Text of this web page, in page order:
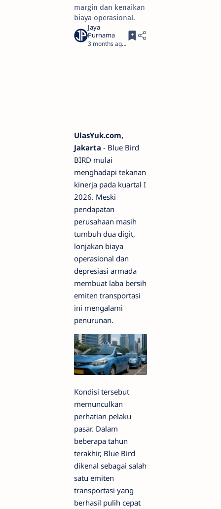
margin dan kenaikan
biaya operasional.
3 months ago
UlasYuk.com,
Jakarta - Blue Bird
BIRD mulai
menghadapi tekanan
kinerja pada kuartal I
2026. Meski
pendapatan
perusahaan masih
tumbuh dua digit,
lonjakan biaya
operasional dan
depresiasi armada
membuat laba bersih
emiten transportasi
ini mengalami
penurunan.
Kondisi tersebut
memunculkan
perhatian pelaku
pasar. Dalam
beberapa tahun
terakhir, Blue Bird
dikenal sebagai salah
satu emiten
transportasi yang
berhasil pulih cepat